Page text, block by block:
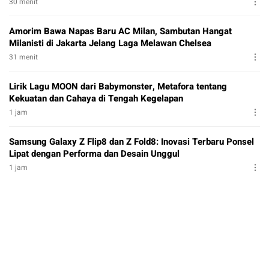
Amorim Bawa Napas Baru AC Milan, Sambutan Hangat
Milanisti di Jakarta Jelang Laga Melawan Chelsea
31 menit
Lirik Lagu MOON dari Babymonster, Metafora tentang
Kekuatan dan Cahaya di Tengah Kegelapan
1 jam
Samsung Galaxy Z Flip8 dan Z Fold8: Inovasi Terbaru Ponsel
Lipat dengan Performa dan Desain Unggul
1 jam